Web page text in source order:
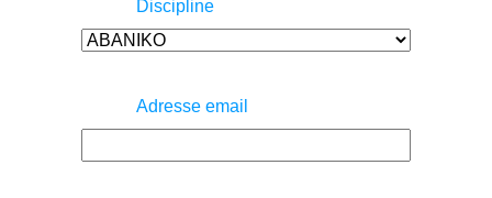
Discipline
Adresse email